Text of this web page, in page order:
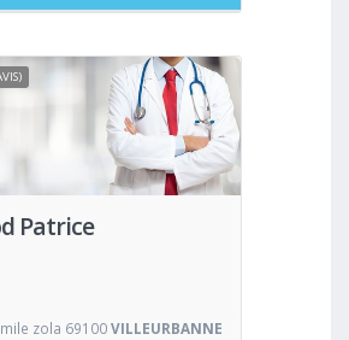
Patrice
Voir
zola 69100VILLEURBANNE